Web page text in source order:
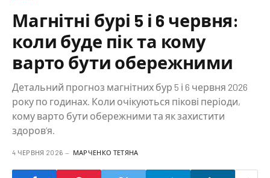
Магнітні бурі 5 і 6 червня:
коли буде пік та кому
варто бути обережними
Детальний прогноз магнітних бур 5 і 6 червня 2026
року по годинах. Коли очікуються пікові періоди,
кому варто бути обережними та як захистити
здоров’я.
4 ЧЕРВНЯ 2026 МАРЧЕНКО ТЕТЯНА